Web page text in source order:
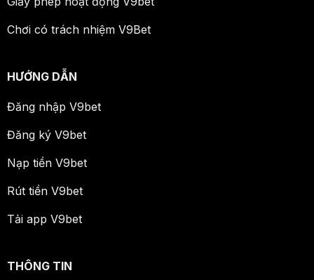
Chơi có trách nhiệm V9Bet
HƯỚNG DẪN
Đăng nhập V9bet
Đăng ký V9bet
Nạp tiền V9bet
Rút tiền V9bet
Tải app V9bet
THÔNG TIN